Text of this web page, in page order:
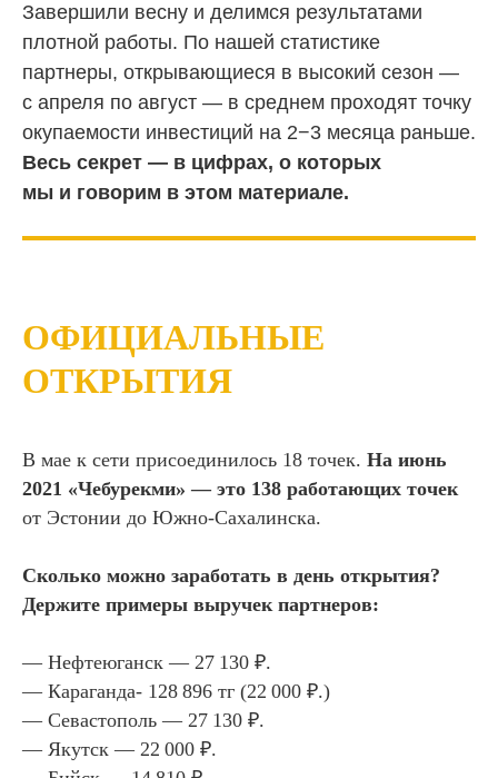
Завершили весну и делимся результатами
плотной работы. По нашей статистике
партнеры, открывающиеся в высокий сезон —
с апреля по август — в среднем проходят точку
окупаемости инвестиций на 2−3 месяца раньше.
Весь секрет — в цифрах, о которых
мы и говорим в этом материале.
ОФИЦИАЛЬНЫЕ
ОТКРЫТИЯ
В мае к сети присоединилось 18 точек. На июнь
2021 «Чебурекми» — это 138 работающих точек
от Эстонии до Южно-Сахалинска.
Сколько можно заработать в день открытия?
Держите примеры выручек партнеров:
— Нефтеюганск — 27 130 ₽.
— Караганда- 128 896 тг (22 000 ₽.)
— Севастополь — 27 130 ₽.
— Якутск — 22 000 ₽.